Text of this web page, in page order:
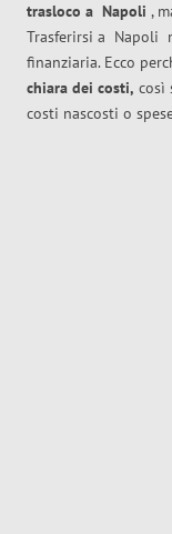
trasloco a Napoli ,
Trasferirsi a Napoli
finanziaria. Ecco
chiara dei costi, così
costi nascosti o